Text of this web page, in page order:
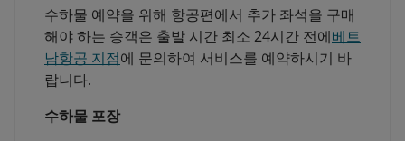
수하물 예약을 위해 항공편에서 추가 좌석을 구매
해야 하는 승객은 출발 시간 최소 24시간 전에베트
남항공 지점에 문의하여 서비스를 예약하시기 바
랍니다.
수하물 포장